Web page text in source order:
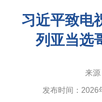
习近平致电
列亚当选
来源
发布时间： 2026